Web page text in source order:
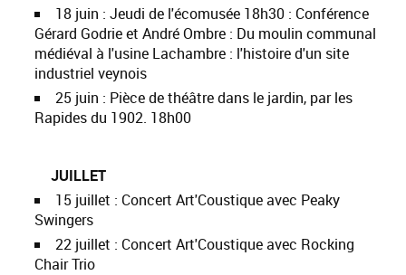
18 juin : Jeudi de l'écomusée 18h30 : Conférence
Gérard Godrie et André Ombre : Du moulin communal
médiéval à l'usine Lachambre : l'histoire d'un site
industriel veynois
25 juin : Pièce de théâtre dans le jardin, par les
Rapides du 1902. 18h00
JUILLET
15 juillet : Concert Art'Coustique avec Peaky
Swingers
22 juillet : Concert Art'Coustique avec Rocking
Chair Trio